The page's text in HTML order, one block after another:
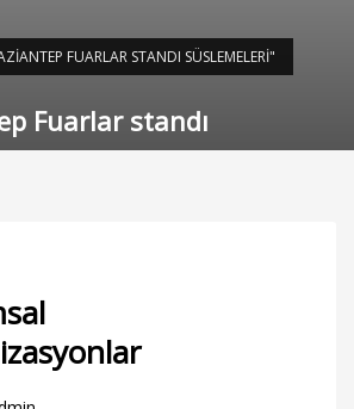
FUARLAR STANDI SÜSLEMELERI"
Fuarlar standı